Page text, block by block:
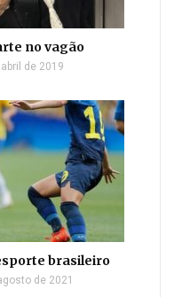
no vagão
de 2019
brasileiro
de 2021